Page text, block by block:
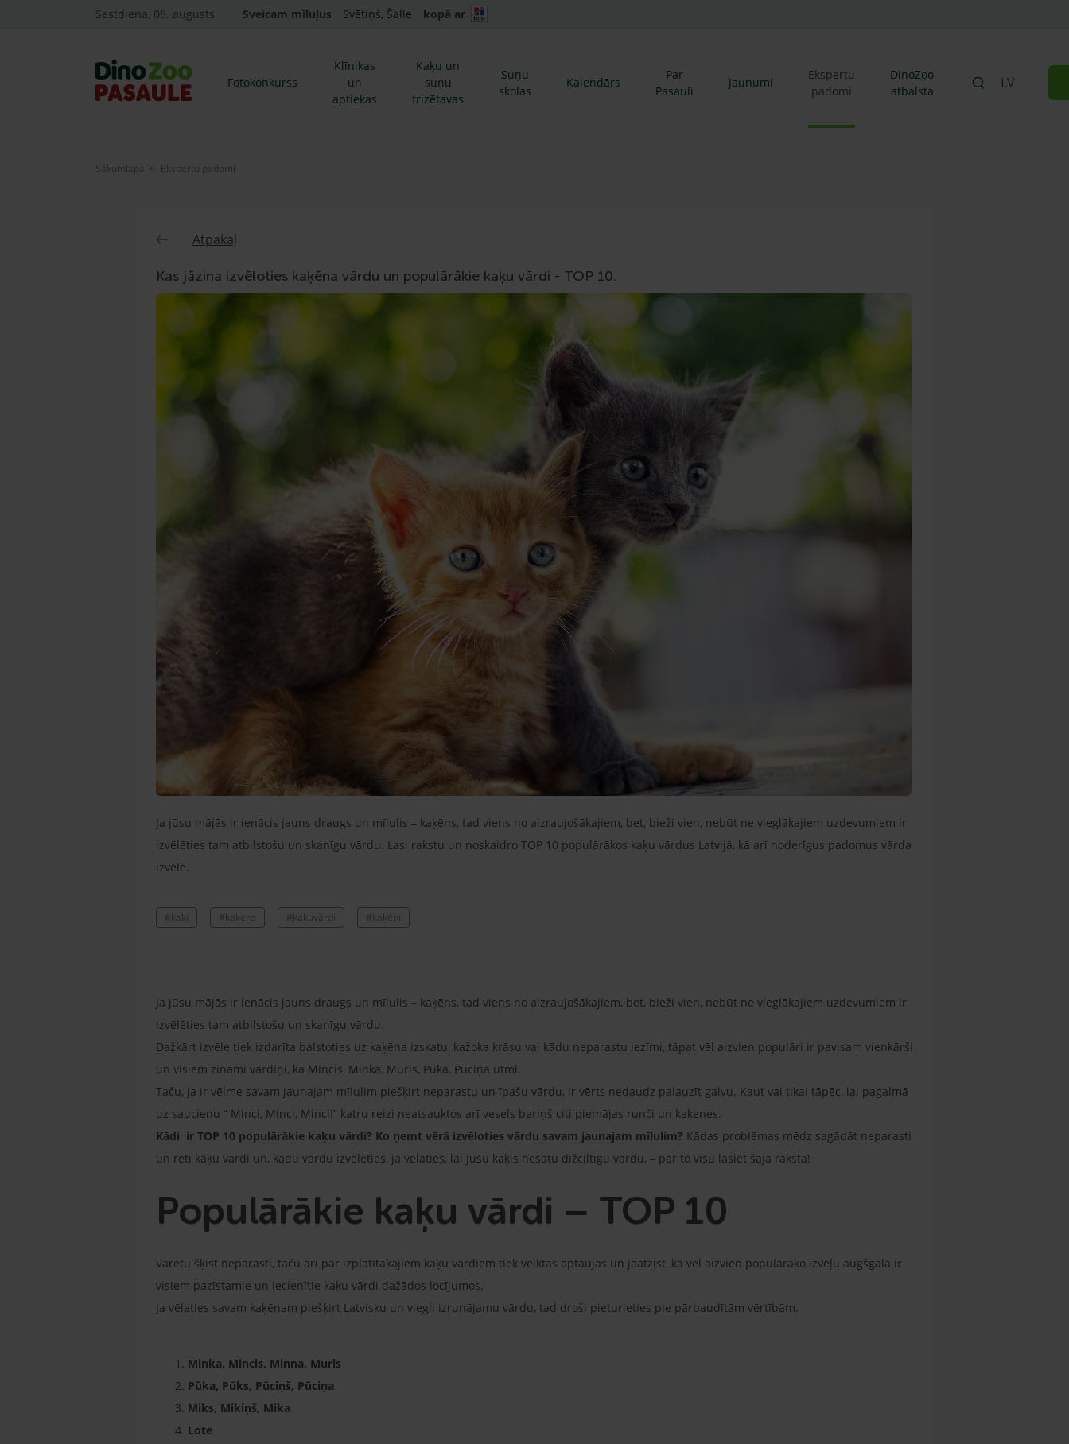
Sestdiena, 08. augusts Sveicam mīluļus Svētiņš, Šalle kopā ar
Fotokonkurss
Klīnikas
un
aptiekas
Kaķu un
suņu
frizētavas
Suņu
skolas
Kalendārs
Par
Pasauli
Jaunumi
Ekspertu
padomi
DinoZoo
atbalsta
LV
Sākumlapa Ekspertu padomi
Atpakaļ
Kas jāzina izvēloties kaķēna vārdu un populārākie kaķu vārdi - TOP 10.
Ja jūsu mājās ir ienācis jauns draugs un mīlulis – kaķēns, tad viens no aizraujošākajiem, bet, bieži vien, nebūt ne vieglākajiem uzdevumiem ir
izvēlēties tam atbilstošu un skanīgu vārdu. Lasi rakstu un noskaidro TOP 10 populārākos kaķu vārdus Latvijā, kā arī noderīgus padomus vārda
izvēlē.
#kaki #kakens #kaķuvārdi #kaķēni
Ja jūsu mājās ir ienācis jauns draugs un mīlulis – kaķēns, tad viens no aizraujošākajiem, bet, bieži vien, nebūt ne vieglākajiem uzdevumiem ir
izvēlēties tam atbilstošu un skanīgu vārdu.
Dažkārt izvēle tiek izdarīta balstoties uz kaķēna izskatu, kažoka krāsu vai kādu neparastu iezīmi, tāpat vēl aizvien populāri ir pavisam vienkārši
un visiem zināmi vārdiņi, kā Mincis, Minka, Muris, Pūka, Pūciņa utml.
Taču, ja ir vēlme savam jaunajam mīlulim piešķirt neparastu un īpašu vārdu, ir vērts nedaudz palauzīt galvu. Kaut vai tikai tāpēc, lai pagalmā
uz saucienu “ Minci, Minci, Minci!” katru reizi neatsauktos arī vesels bariņš citi piemājas runči un kaķenes.
Kādi ir TOP 10 populārākie kaķu vārdi? Ko ņemt vērā izvēloties vārdu savam jaunajam mīlulim? Kādas problēmas mēdz sagādāt neparasti
un reti kaķu vārdi un, kādu vārdu izvēlēties, ja vēlaties, lai jūsu kaķis nēsātu dižciltīgu vārdu, – par to visu lasiet šajā rakstā!
Populārākie kaķu vārdi – TOP 10
Varētu šķist neparasti, taču arī par izplatītākajiem kaķu vārdiem tiek veiktas aptaujas un jāatzīst, ka vēl aizvien populārāko izvēļu augšgalā ir
visiem pazīstamie un iecienītie kaķu vārdi dažādos locījumos.
Ja vēlaties savam kaķēnam piešķirt Latvisku un viegli izrunājamu vārdu, tad droši pieturieties pie pārbaudītām vērtībām.
Minka, Mincis, Minna, Muris
Pūka, Pūks, Pūciņš, Pūciņa
Miks, Mikiņš, Mika
Lote